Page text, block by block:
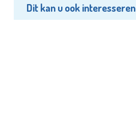
Dit kan u ook interesseren